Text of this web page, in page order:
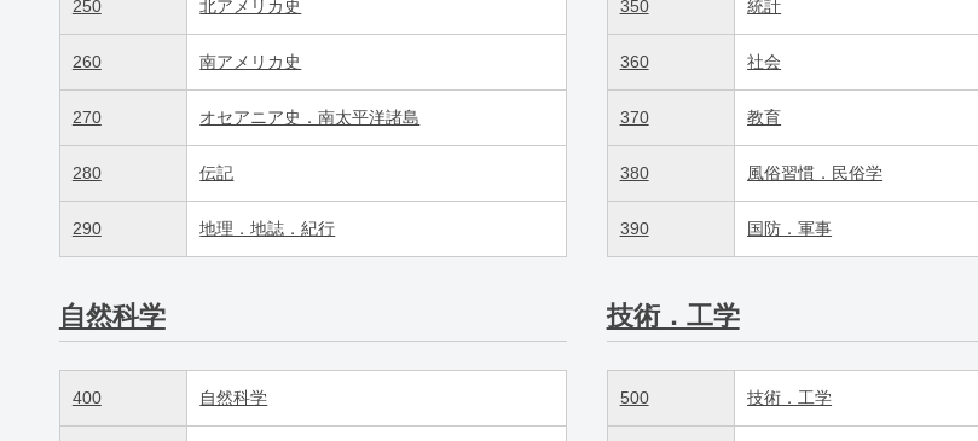
250 北アメリカ史
260 南アメリカ史
270 オセアニア史．南太平洋諸島
280 伝記
290 地理．地誌．紀行
350 統計
360 社会
370 教育
380 風俗習慣．民俗学
390 国防．軍事
自然科学
400 自然科学
技術．工学
500 技術．工学